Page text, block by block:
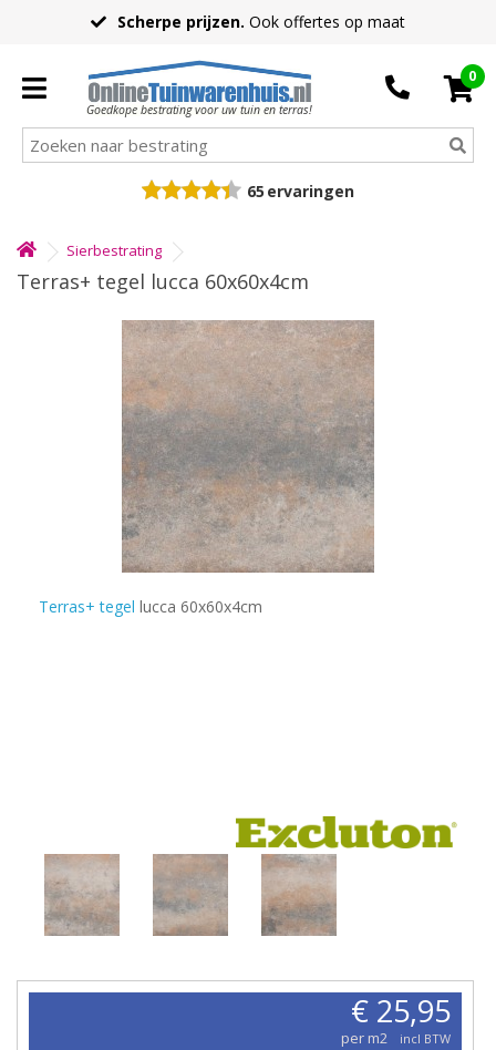
Scherpe prijzen. Ook offertes op maat
Goedkope bestrating voor uw tuin en terras!
0
65 ervaringen
Sierbestrating
Terras+ tegel lucca 60x60x4cm
Terras+ tegel lucca 60x60x4cm
€ 25,95
per m2 incl BTW